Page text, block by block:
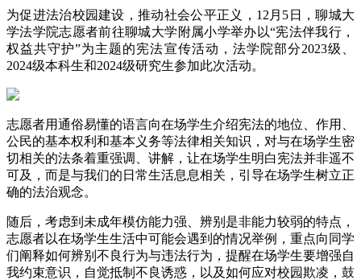
为促进法治校园建设，推动社会公平正义，12月5日，聊城大
学法学院志愿者前往聊城大学附属小学举办以“宪法伴我行，
权益共守护”为主题的宪法宣传活动，法学院部分2023级、
2024级本科生和2024级研究生参加此次活动。
志愿者用通俗易懂的语言向在场学生介绍宪法的地位、作用、
公民的基本权利和基本义务等法律相关知识，对与在场学生密
切相关的法条着重强调、讲解，让在场学生明白宪法并非遥不
可及，而是与我们的日常生活息息相关，引导在场学生树立正
确的法治观念。
随后，考虑到未成年模仿能力强、辨别是非能力较弱的特点，
志愿者以在场学生生活中可能会遇到的情况举例，重点向同学
们阐释如何辨别不良行为与违法行为，提醒在场学生要增强自
我约束意识，自觉抵制不良诱惑，以及如何应对校园欺凌，鼓